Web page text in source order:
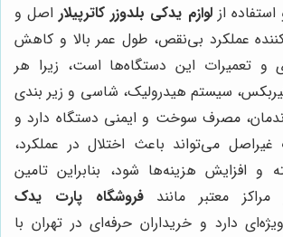
از لوازم یدکی بلدوزر کاترپیلار اصل و
عملکرد بی‌نقص، طول عمر بالا و کاهش
و تعمیرات این دستگاه‌ها است، زیرا هر
سیستم هیدرولیک، شاسی و زیر بندی
مصرف سوخت و ایمنی دستگاه دارد و
غیراصل می‌تواند باعث اختلال در عملکرد،
و افزایش هزینه‌ها شود، بنابراین تامین
معتبر مانند
فروشگاه پارت یدک
دارد و خریداران حرفه‌ای در تهران با